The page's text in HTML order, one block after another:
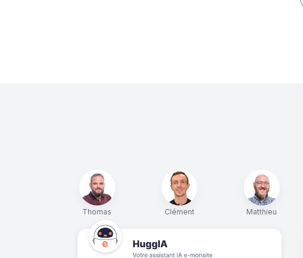
Thomas Clément Matthieu